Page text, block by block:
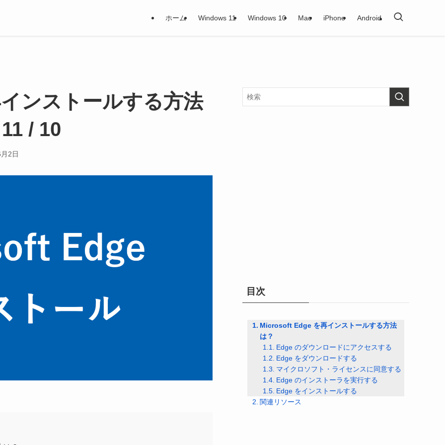
ホーム Windows 11 Windows 10 Mac iPhone Android
ンストールする方法
/ 10
2日
目次
Microsoft Edge を再インストールする方法
は？
Edge のダウンロードにアクセスする
Edge をダウンロードする
マイクロソフト・ライセンスに同意する
Edge のインストーラを実行する
Edge をインストールする
関連リソース